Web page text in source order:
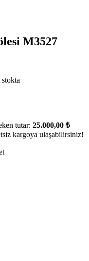
M3527
stokta
tutar: 25.000,00 ₺
kargoya ulaşabilirsiniz!